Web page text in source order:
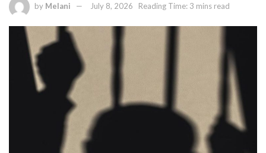
by Melani July 8, 2026 Reading Time: 3 mins read